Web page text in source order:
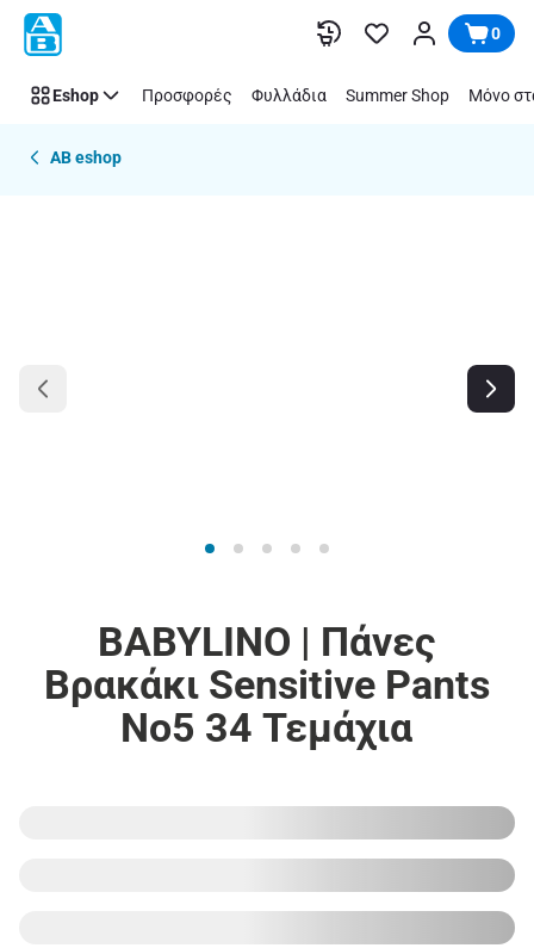
Παράλειψη 0
Eshop Προσφορές Φυλλάδια Summer Shop Μόνο
AB eshop
BABYLINO | Πάνες
Βρακάκι Sensitive Pants
Νο5 34 Τεμάχια